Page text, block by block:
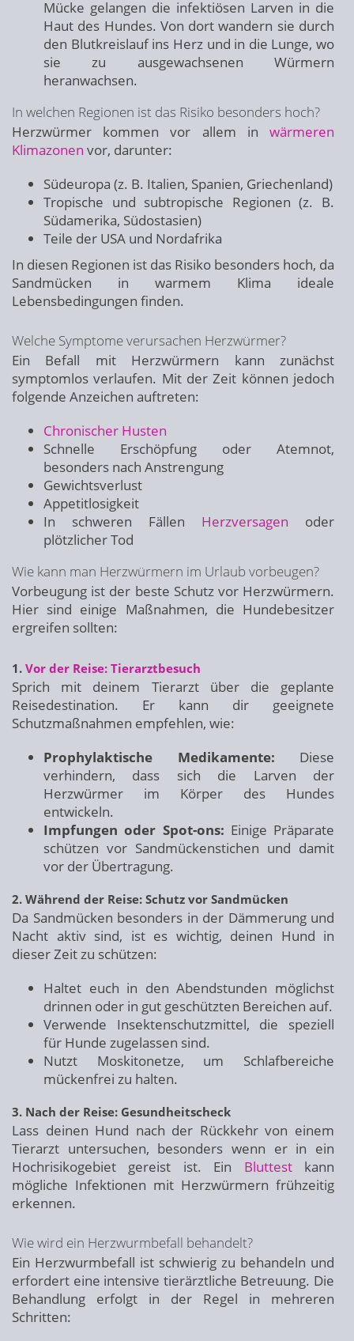
Mücke gelangen die infektiösen Larven in die
Haut des Hundes. Von dort wandern sie durch
den Blutkreislauf ins Herz und in die Lunge, wo
sie zu ausgewachsenen Würmern
heranwachsen.
In welchen Regionen ist das Risiko besonders hoch?
Herzwürmer kommen vor allem in wärmeren
Klimazonen vor, darunter:
Südeuropa (z. B. Italien, Spanien, Griechenland)
Tropische und subtropische Regionen (z. B.
Südamerika, Südostasien)
Teile der USA und Nordafrika
In diesen Regionen ist das Risiko besonders hoch, da
Sandmücken in warmem Klima ideale
Lebensbedingungen finden.
Welche Symptome verursachen Herzwürmer?
Ein Befall mit Herzwürmern kann zunächst
symptomlos verlaufen. Mit der Zeit können jedoch
folgende Anzeichen auftreten:
Chronischer Husten
Schnelle Erschöpfung oder Atemnot,
besonders nach Anstrengung
Gewichtsverlust
Appetitlosigkeit
In schweren Fällen Herzversagen oder
plötzlicher Tod
Wie kann man Herzwürmern im Urlaub vorbeugen?
Vorbeugung ist der beste Schutz vor Herzwürmern.
Hier sind einige Maßnahmen, die Hundebesitzer
ergreifen sollten:
1. Vor der Reise: Tierarztbesuch
Sprich mit deinem Tierarzt über die geplante
Reisedestination. Er kann dir geeignete
Schutzmaßnahmen empfehlen, wie:
Prophylaktische Medikamente: Diese
verhindern, dass sich die Larven der
Herzwürmer im Körper des Hundes
entwickeln.
Impfungen oder Spot-ons: Einige Präparate
schützen vor Sandmückenstichen und damit
vor der Übertragung.
2. Während der Reise: Schutz vor Sandmücken
Da Sandmücken besonders in der Dämmerung und
Nacht aktiv sind, ist es wichtig, deinen Hund in
dieser Zeit zu schützen:
Haltet euch in den Abendstunden möglichst
drinnen oder in gut geschützten Bereichen auf.
Verwende Insektenschutzmittel, die speziell
für Hunde zugelassen sind.
Nutzt Moskitonetze, um Schlafbereiche
mückenfrei zu halten.
3. Nach der Reise: Gesundheitscheck
Lass deinen Hund nach der Rückkehr von einem
Tierarzt untersuchen, besonders wenn er in ein
Hochrisikogebiet gereist ist. Ein Bluttestkann
mögliche Infektionen mit Herzwürmern frühzeitig
erkennen.
Wie wird ein Herzwurmbefall behandelt?
Ein Herzwurmbefall ist schwierig zu behandeln und
erfordert eine intensive tierärztliche Betreuung. Die
Behandlung erfolgt in der Regel in mehreren
Schritten: